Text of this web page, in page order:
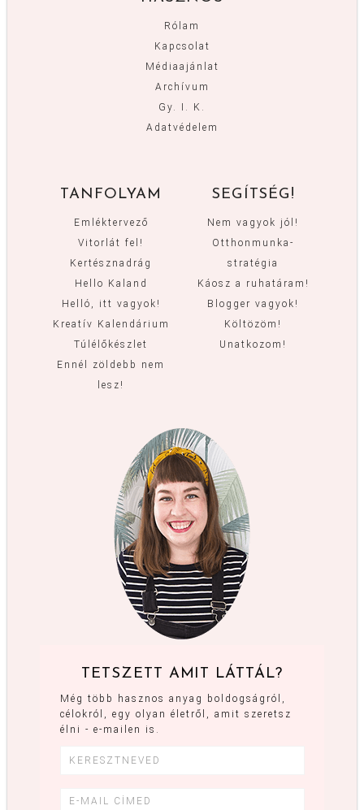
Rólam
Kapcsolat
Médiaajánlat
Archívum
Gy. I. K.
Adatvédelem
TANFOLYAM
Emléktervező
Vitorlát fel!
Kertésznadrág
Hello Kaland
Helló, itt vagyok!
Kreatív Kalendárium
Túlélőkészlet
Ennél zöldebb nem
lesz!
SEGÍTSÉG!
Nem vagyok jól!
Otthonmunka-
stratégia
Káosz a ruhatáram!
Blogger vagyok!
Költözöm!
Unatkozom!
TETSZETT AMIT LÁTTÁL?
Még több hasznos anyag boldogságról,
célokról, egy olyan életről, amit szeretsz
élni - e-mailen is.